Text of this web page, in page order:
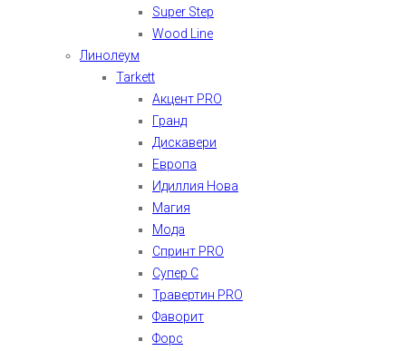
Super Step
Wood Line
Линолеум
Tarkett
Акцент PRO
Гранд
Дискавери
Европа
Идиллия Нова
Магия
Мода
Спринт PRO
Супер С
Травертин PRO
Фаворит
Форс